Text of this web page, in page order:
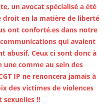
un avocat spécialisé a été
droit en la matière de liberté
ont conforté.es dans notre
qui avaient
abusif. Ceux ci sont donc à
une comme au sein des
IP ne renoncera jamais à
des victimes de violences
sexuelles !!